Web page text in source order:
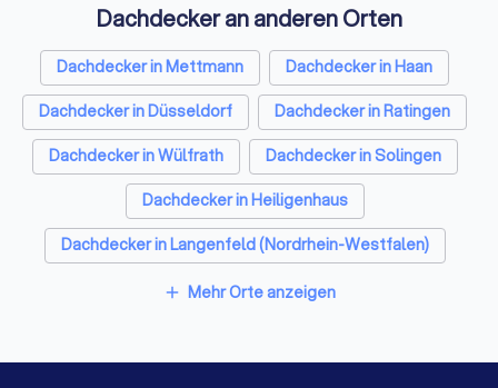
Sicherheitstechniker in Erkrath
Trockenbauer in Erkrath
Sanitärinstallateure in Erkrath
Fliesenleger in Erkrath
Fensterbauer in Erkrath
Bodenleger in Erkrath
Dachdecker an anderen Orten
Dachdecker in Mettmann
Dachdecker in Haan
Dachdecker in Düsseldorf
Dachdecker in Ratingen
Dachdecker in Wülfrath
Dachdecker in Solingen
Dachdecker in Heiligenhaus
Dachdecker in Langenfeld (Nordrhein-Westfalen)
Dachdecker in Dormagen
add Mehr Orte anzeigen